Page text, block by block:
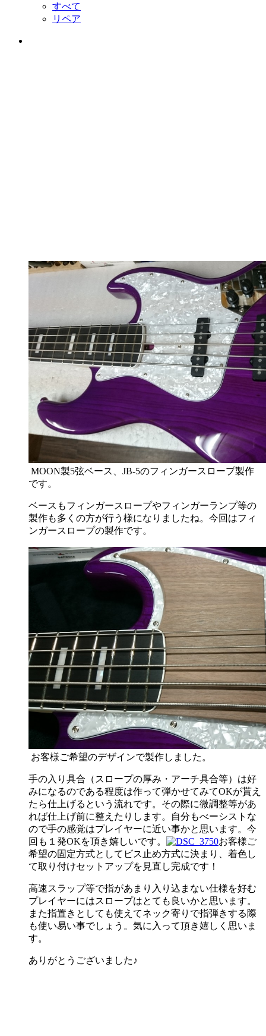
すべて
リペア
MOON製5弦ベース、JB-5のフィンガースロープ製作
です。
ベースもフィンガースロープやフィンガーランプ等の
製作も多くの方が行う様になりましたね。今回はフィ
ンガースロープの製作です。
お客様ご希望のデザインで製作しました。
手の入り具合（スロープの厚み・アーチ具合等）は好
みになるのである程度は作って弾かせてみてOKが貰え
たら仕上げるという流れです。その際に微調整等があ
れば仕上げ前に整えたりします。自分もべーシストな
ので手の感覚はプレイヤーに近い事かと思います。今
回も１発OKを頂き嬉しいです。
お客様ご
希望の固定方式としてビス止め方式に決まり、着色し
て取り付けセットアップを見直し完成です！
高速スラップ等で指があまり入り込まない仕様を好む
プレイヤーにはスロープはとても良いかと思います。
また指置きとしても使えてネック寄りで指弾きする際
も使い易い事でしょう。気に入って頂き嬉しく思いま
す。
ありがとうございました♪